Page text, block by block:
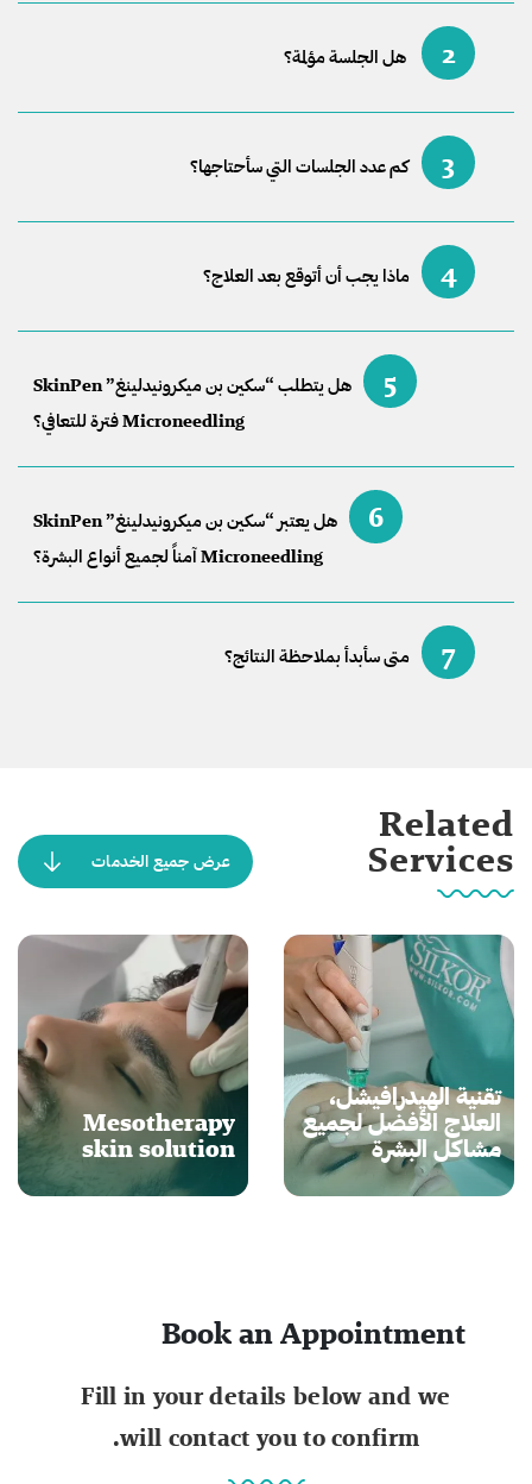
2 هل الجلسة مؤلمة؟
3 كم عدد الجلسات التي سأحتاجها؟
4 ماذا يجب أن أتوقع بعد العلاج؟
5
هل يتطلب “سكين بن ميكرونيدلينغ” SkinPen
Microneedling فترة للتعافي؟
6
هل يعتبر “سكين بن ميكرونيدلينغ” SkinPen
Microneedling آمناً لجميع أنواع البشرة؟
7 متى سأبدأ بملاحظة النتائج؟
Related
Services عرض جميع الخدمات
تقنية الهيدرافيشل،
العلاج الأفضل لجميع
مشاكل البشرة
Mesotherapy
skin solution
Book an Appointment
Fill in your details below and we
will contact you to confirm.